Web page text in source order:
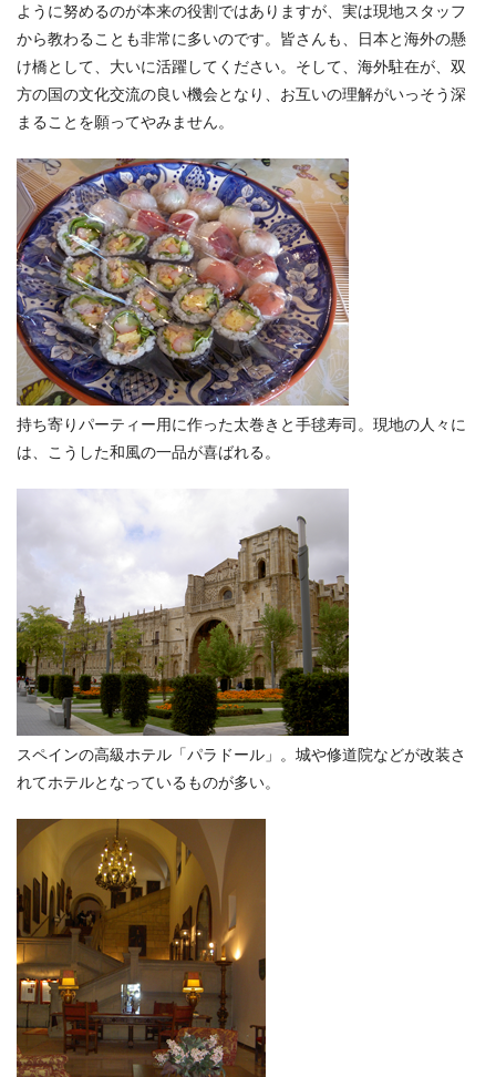
ように努めるのが本来の役割ではありますが、実は現地スタッフ
から教わることも非常に多いのです。皆さんも、日本と海外の懸
け橋として、大いに活躍してください。そして、海外駐在が、双
方の国の文化交流の良い機会となり、お互いの理解がいっそう深
まることを願ってやみません。
持ち寄りパーティー用に作った太巻きと手毬寿司。現地の人々に
は、こうした和風の一品が喜ばれる。
スペインの高級ホテル「パラドール」。城や修道院などが改装さ
れてホテルとなっているものが多い。